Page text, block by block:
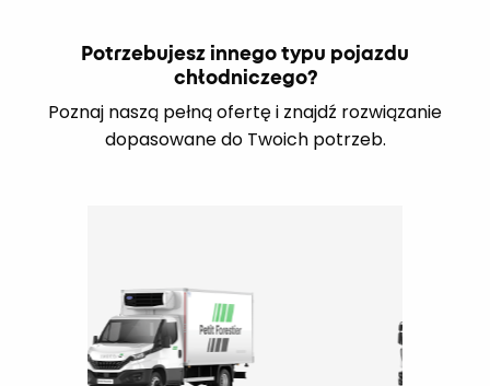
Potrzebujesz innego typu pojazdu
chłodniczego?
Poznaj naszą pełną ofertę i znajdź rozwiązanie
dopasowane do Twoich potrzeb.